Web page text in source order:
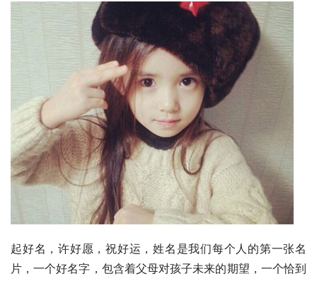
起好名，许好愿，祝好运，姓名是我们每个人的第一张名
片，一个好名字，包含着父母对孩子未来的期望，一个恰到